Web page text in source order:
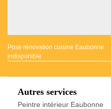
Pose rénovation cuisine Eaubonne
indisponible
Autres services
Peintre intérieur Eaubonne